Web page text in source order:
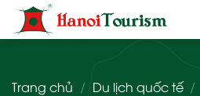
qua
nội
Trang chủ / Du lịch quốc tế /